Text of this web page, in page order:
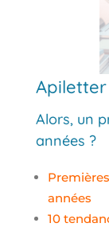
Apiletter
Alors, un
années ?
années
10